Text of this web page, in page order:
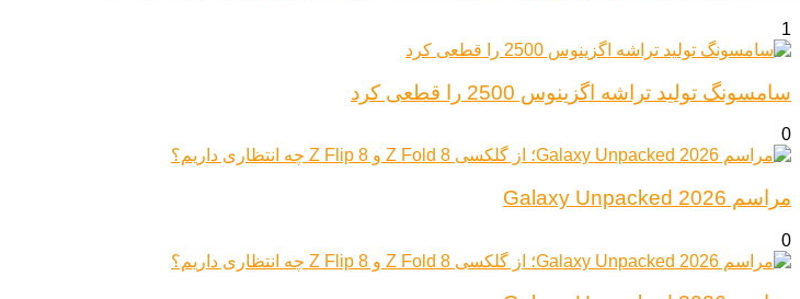
1
سامسونگ تولید تراشه اگزینوس 2500 را قطعی کرد
0
مراسم Galaxy Unpacked 2026
0